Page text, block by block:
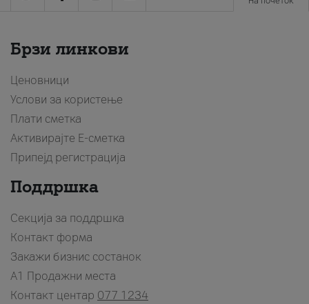
Брзи линкови
Ценовници
Услови за користење
Плати сметка
Активирајте Е-сметка
Припејд регистрација
Поддршка
Секција за поддршка
Контакт форма
Закажи бизнис состанок
A1 Продажни места
Контакт центар 077 1234